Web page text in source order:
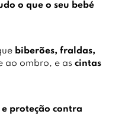
o que o seu bebé
biberões, fraldas,
ao ombro, e as cintas
proteção contra